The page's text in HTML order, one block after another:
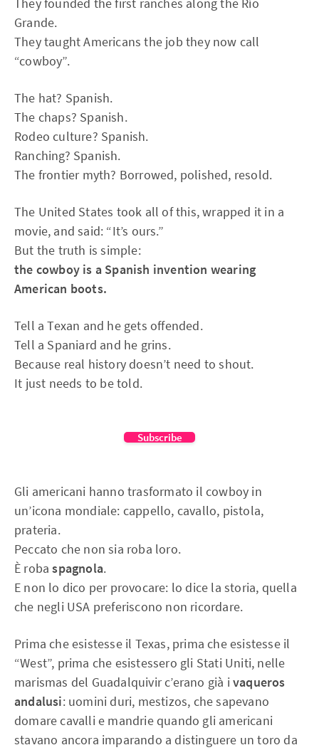
Grande.
They taught Americans the job they now call
“cowboy”.
The hat? Spanish.
The chaps? Spanish.
Rodeo culture? Spanish.
Ranching? Spanish.
The frontier myth? Borrowed, polished, resold.
The United States took all of this, wrapped it in a
movie, and said: “It’s ours.”
But the truth is simple:
the cowboy is a Spanish invention wearing
American boots.
Tell a Texan and he gets offended.
Tell a Spaniard and he grins.
Because real history doesn’t need to shout.
It just needs to be told.
Subscribe
Gli americani hanno trasformato il cowboy in
un’icona mondiale: cappello, cavallo, pistola,
prateria.
Peccato che non sia roba loro.
È robaspagnola.
E non lo dico per provocare: lo dice la storia, quella
che negli USA preferiscono non ricordare.
Prima che esistesse il Texas, prima che esistesse il
“West”, prima che esistessero gli Stati Uniti, nelle
marismas del Guadalquivir c’erano già ivaqueros
andalusi: uomini duri, mestizos, che sapevano
domare cavalli e mandrie quando gli americani
stavano ancora imparando a distinguere un toro da